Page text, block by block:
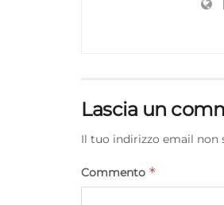
Lascia un
Il tuo indirizzo email non
Commento *